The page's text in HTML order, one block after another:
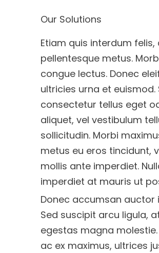
Our Solutions
Etiam quis interdum felis,
pellentesque metus.
congue lectus. Donec
ultricies urna et euismod.
consectetur tellus eget
aliquet, vel vestibulum
sollicitudin. Morbi
metus eu eros tincidunt,
mollis ante imperdiet.
imperdiet at mauris ut
Donec accumsan auctor
Sed suscipit arcu ligula,
egestas magna molestie.
ac ex maximus, ultrices